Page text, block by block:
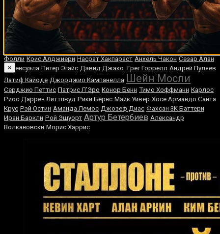
Энтони Мандайн Майк Гай Карлос Мануэль Бальдомир
Джеймс Тони Педро Агосто Джефф Хорн Кёртис
Стронг
Кит Турман Реджи Миллер Билл Корриган
Шеннон Грей Леон Спинкс Деннис Милтон
Фолли Крис Алджиери Насрат Хакпараст Анхель Чакон Сезар Алан
Валенсуэла Питер Эгайс Дэвид Джако Грег Горрелл Андрей Пуляев
Латиф Кайоде Джорджио Кампанелла Шейн Мосли
Серджио Петтис Патрис Л’Эро Конор Бенн Тимо Хоффманн Карлос
Риос Даррен Литтлвуд Рики Бёрнс Майк Уивер Хосе Армандо Санта
Крус Рэй Остин Аманда Лемос Джозеф Диас Фахсан 3K Баттери
Иран Баркли Рой Эшуорт Артур Бетербиев Александр
Волкановски Морис Харрис
×